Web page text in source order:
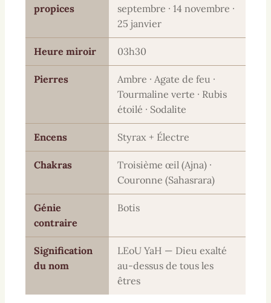
propices
septembre · 14 novembre ·
25 janvier
Heure miroir 03h30
Pierres
Ambre · Agate de feu ·
Tourmaline verte · Rubis
étoilé · Sodalite
Encens Styrax + Électre
Chakras
Troisième œil (Ajna) ·
Couronne (Sahasrara)
Génie
contraire
Botis
Signification
du nom
LEoU YaH — Dieu exalté
au-dessus de tous les
êtres